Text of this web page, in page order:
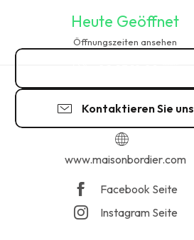
Heute Geöffnet
Öffnungszeiten ansehen
Kontaktieren Sie uns
www.maisonbordier.com
Facebook Seite
Instagram Seite